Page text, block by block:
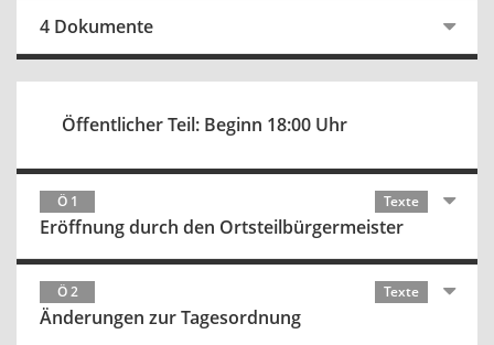
4 Dokumente
Öffentlicher Teil: Beginn 18:00 Uhr
Ö 1 Texte
Eröffnung durch den Ortsteilbürgermeister
Ö 2 Texte
Änderungen zur Tagesordnung